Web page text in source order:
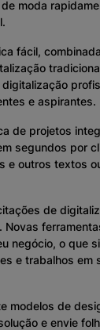
moda
fácil,
e aspirantes.
de projetos
segundos por
e outros textos
de
Novas
negócio, o que
e trabalhos em
modelos de
e envie